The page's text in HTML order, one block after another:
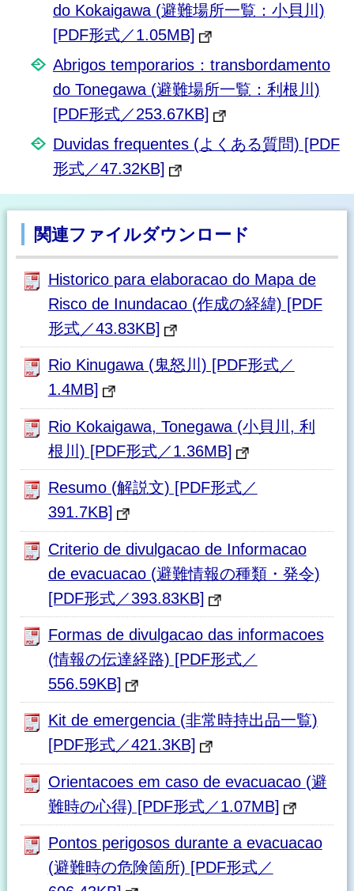
do Kokaigawa (避難場所一覧：小貝川)
[PDF形式／1.05MB]
Abrigos temporarios：transbordamento
do Tonegawa (避難場所一覧：利根川)
[PDF形式／253.67KB]
Duvidas frequentes (よくある質問) [PDF
形式／47.32KB]
関連ファイルダウンロード
Historico para elaboracao do Mapa de
Risco de Inundacao (作成の経緯) [PDF
形式／43.83KB]
Rio Kinugawa (鬼怒川) [PDF形式／
1.4MB]
Rio Kokaigawa, Tonegawa (小貝川, 利
根川) [PDF形式／1.36MB]
Resumo (解説文) [PDF形式／
391.7KB]
Criterio de divulgacao de Informacao
de evacuacao (避難情報の種類・発令)
[PDF形式／393.83KB]
Formas de divulgacao das informacoes
(情報の伝達経路) [PDF形式／
556.59KB]
Kit de emergencia (非常時持出品一覧)
[PDF形式／421.3KB]
Orientacoes em caso de evacuacao (避
難時の心得) [PDF形式／1.07MB]
Pontos perigosos durante a evacuacao
(避難時の危険箇所) [PDF形式／